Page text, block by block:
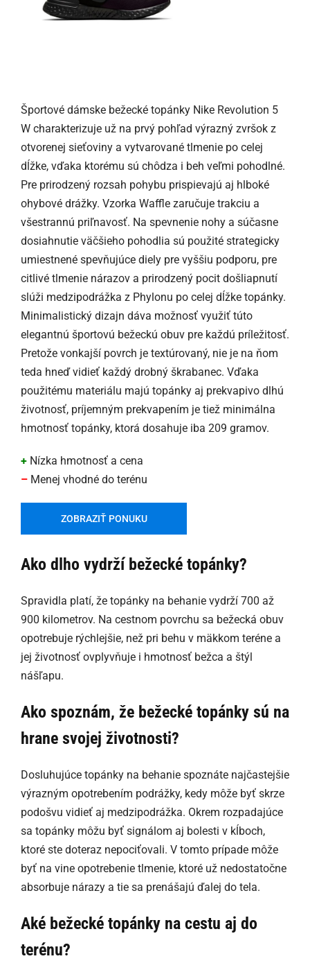
Športové dámske bežecké topánky Nike Revolution 5
W charakterizuje už na prvý pohľad výrazný zvršok z
otvorenej sieťoviny a vytvarované tlmenie po celej
dĺžke, vďaka ktorému sú chôdza i beh veľmi pohodlné.
Pre prirodzený rozsah pohybu prispievajú aj hlboké
ohybové drážky. Vzorka Waffle zaručuje trakciu a
všestrannú priľnavosť. Na spevnenie nohy a súčasne
dosiahnutie väčšieho pohodlia sú použité strategicky
umiestnené spevňujúce diely pre vyššiu podporu, pre
citlivé tlmenie nárazov a prirodzený pocit došliapnutí
slúži medzipodrážka z Phylonu po celej dĺžke topánky.
Minimalistický dizajn dáva možnosť využiť túto
elegantnú športovú bežeckú obuv pre každú príležitosť.
Pretože vonkajší povrch je textúrovaný, nie je na ňom
teda hneď vidieť každý drobný škrabanec. Vďaka
použitému materiálu majú topánky aj prekvapivo dlhú
životnosť, príjemným prekvapením je tiež minimálna
hmotnosť topánky, ktorá dosahuje iba 209 gramov.
+ Nízka hmotnosť a cena
– Menej vhodné do terénu
ZOBRAZIŤ PONUKU
Ako dlho vydrží bežecké topánky?
Spravidla platí, že topánky na behanie vydrží 700 až
900 kilometrov. Na cestnom povrchu sa bežecká obuv
opotrebuje rýchlejšie, než pri behu v mäkkom teréne a
jej životnosť ovplyvňuje i hmotnosť bežca a štýl
nášľapu.
Ako spoznám, že bežecké topánky sú na
hrane svojej životnosti?
Dosluhujúce topánky na behanie spoznáte najčastejšie
výrazným opotrebením podrážky, kedy môže byť skrze
podošvu vidieť aj medzipodrážka. Okrem rozpadajúce
sa topánky môžu byť signálom aj bolesti v kĺboch,
ktoré ste doteraz nepociťovali. V tomto prípade môže
byť na vine opotrebenie tlmenie, ktoré už nedostatočne
absorbuje nárazy a tie sa prenášajú ďalej do tela.
Aké bežecké topánky na cestu aj do
terénu?